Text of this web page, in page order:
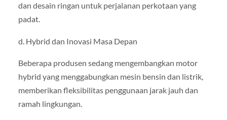
dan desain ringan untuk perjalanan perkotaan yang
padat.
d. Hybrid dan Inovasi Masa Depan
Beberapa produsen sedang mengembangkan motor
hybrid yang menggabungkan mesin bensin dan listrik,
memberikan fleksibilitas penggunaan jarak jauh dan
ramah lingkungan.